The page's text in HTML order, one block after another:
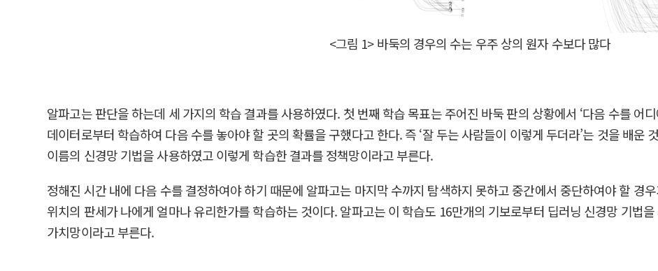
<그림 1> 바둑의 경우의 수는 우주 상의 원자 수보다 많다
알파고는 판단을 하는데 세 가지의 학습 결과를 사용하였다. 첫 번째 학습 목표는 주어진 바둑 판의 상황에서 ‘다음 수를 어
데이터로부터 학습하여 다음 수를 놓아야 할 곳의 확률을 구했다고 한다. 즉 ‘잘 두는 사람들이 이렇게 두더라’는 것을 배운
이름의 신경망 기법을 사용하였고 이렇게 학습한 결과를 정책망이라고 부른다.
정해진 시간 내에 다음 수를 결정하여야 하기 때문에 알파고는 마지막 수까지 탐색하지 못하고 중간에서 중단하여야 할 경
위치의 판세가 나에게 얼마나 유리한가를 학습하는 것이다. 알파고는 이 학습도 16만개의 기보로부터 딥러닝 신경망 기법
가치망이라고 부른다.